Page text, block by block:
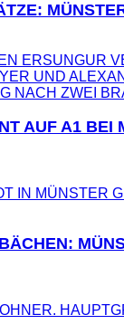
ERSUNGUR
UND
AUF A1